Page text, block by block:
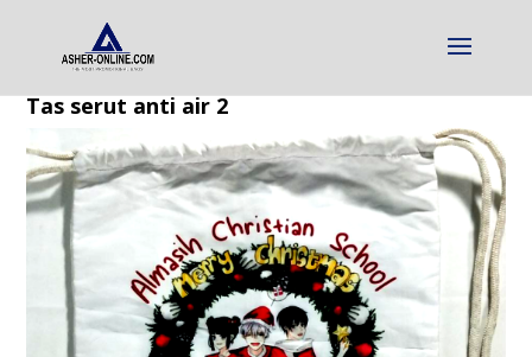
Tas serut anti air 2